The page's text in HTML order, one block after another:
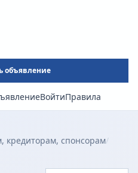
объявление
ВойтиПравила
кредиторам, спонсорам/